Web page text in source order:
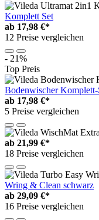
Komplett Set
ab 17,98 €*
12 Preise vergleichen
- 21%
Top Preis
Bodenwischer
ab 17,98 €*
5 Preise vergleichen
ab 21,99 €*
18 Preise vergleichen
Wring & Clean schwarz
ab 29,09 €*
16 Preise vergleichen